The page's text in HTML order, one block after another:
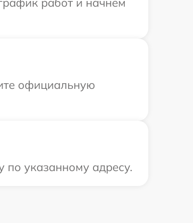
официальную
указанному адресу.